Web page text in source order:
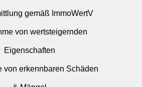
gemäß ImmoWertV
von wertsteigernden
Eigenschaften
von erkennbaren Schäden